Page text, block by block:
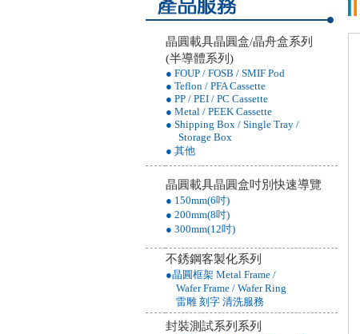
晶圓載具晶圓盒/晶舟盒系列
(半導體系列)
● FOUP / FOSB / SMIF Pod
● Teflon / PFA Cassette
● PP / PEI / PC Cassette
● Metal / PEEK Cassette
● Shipping Box / Single Tray /
Storage Box
● 其他
晶圓載具晶圓盒吋別快速導覽
● 150mm(6吋)
● 200mm(8吋)
● 300mm(12吋)
不銹鋼客製化系列
●晶圓框架 Metal Frame /
Wafer Frame / Wafer Ring
雷雕 刻字 清洗服務
封裝測試系列系列